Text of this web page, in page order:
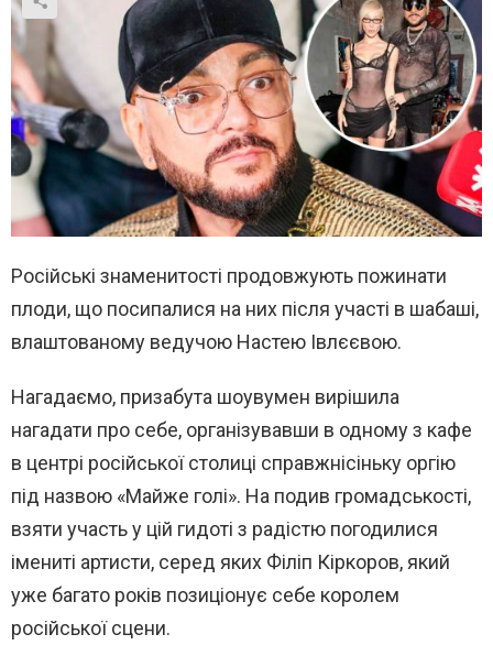
Російські знаменитості продовжують пожинати
плоди, що посипалися на них після участі в шабаші,
влаштованому ведучою Настею Івлєєвою.
Нагадаємо, призабута шоувумен вирішила
нагадати про себе, організувавши в одному з кафе
в центрі російської столиці справжнісіньку оргію
під назвою «Майже голі». На подив громадськості,
взяти участь у цій гидоті з радістю погодилися
імениті артисти, серед яких Філіп Кіркоров, який
уже багато років позиціонує себе королем
російської сцени.